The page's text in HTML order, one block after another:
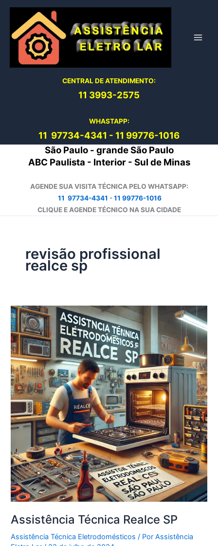
conteúdo
CENTRAL DE ATENDIMENTO:
11 3993-2575
WHASTAPP:
11 97734-4341 - 11 99776-1016
São Paulo - grande São Paulo
ABC Paulista - Interior - Sul de Minas
AGENDE SUA VISITA TÉCNICA PELO WHATSAPP:
11 97734-4341 -11 99776-1016
CLIQUE E AGENDE TÉCNICO NA SUA CIDADE
revisão profissional
realce sp
Assistência Técnica Realce SP
Assistência Técnica Eletrodomésticos / PorAssistência